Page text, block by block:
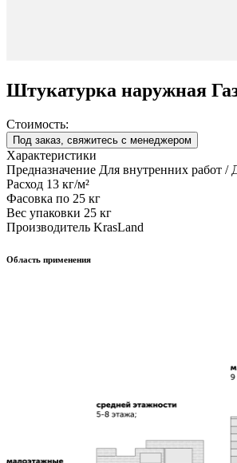
Штукатурка наружная
Стоимость:
Под заказ, свяжитесь с менеджером
Характеристики
Предназначение Для внутренних работ /
Расход 13 кг/м²
Фасовка по 25 кг
Вес упаковки 25 кг
Производитель KrasLand
Область применения